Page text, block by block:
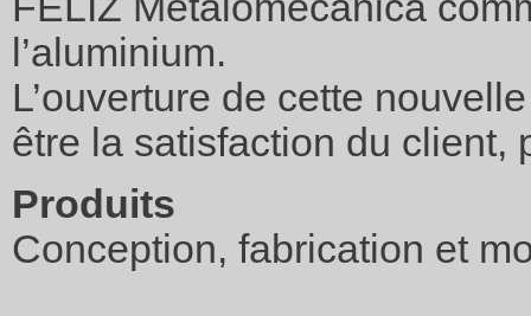
l’aluminium.
L’ouverture de cette
être la satisfaction du client,
Produits
Conception, fabrication et